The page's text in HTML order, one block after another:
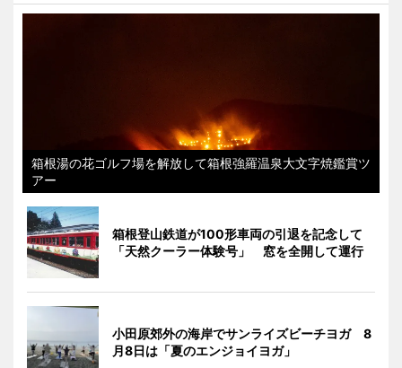
箱根湯の花ゴルフ場を解放して箱根強羅温泉大文字焼鑑賞ツ
アー
箱根登山鉄道が100形車両の引退を記念して
「天然クーラー体験号」 窓を全開して運行
小田原郊外の海岸でサンライズビーチヨガ 8
月8日は「夏のエンジョイヨガ」